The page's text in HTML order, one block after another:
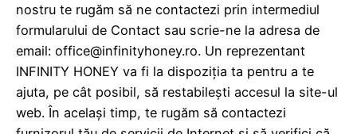
nostru te rugăm să ne contactezi prin intermediul
formularului de Contact sau scrie-ne la adresa de
email: office@infinityhoney.ro. Un reprezentant
INFINITY HONEY va fi la dispoziția ta pentru a te
ajuta, pe cât posibil, să restabilești accesul la site-ul
web. În același timp, te rugăm să contactezi